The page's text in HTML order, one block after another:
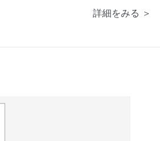
詳細をみる ＞